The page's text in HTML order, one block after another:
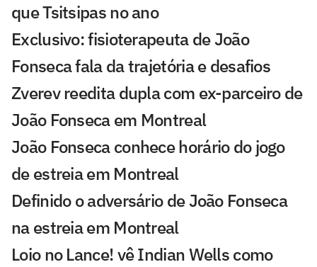
que Tsitsipas no ano
Exclusivo: fisioterapeuta de João
Fonseca fala da trajetória e desafios
Zverev reedita dupla com ex-parceiro de
João Fonseca em Montreal
João Fonseca conhece horário do jogo
de estreia em Montreal
Definido o adversário de João Fonseca
na estreia em Montreal
Loio no Lance! vê Indian Wells como